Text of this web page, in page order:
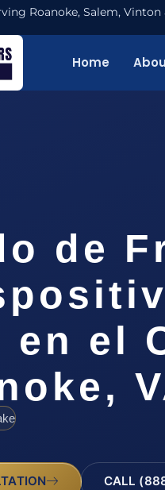
Roanoke, Salem,
Home
de
en el
CALL